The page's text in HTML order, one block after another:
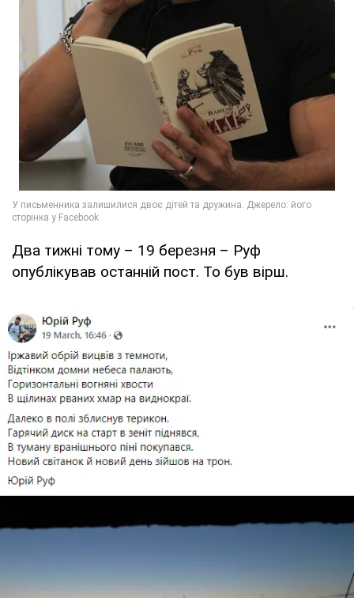
Два тижні тому – 19 березня – Руф
опублікував останній пост. То був вірш.